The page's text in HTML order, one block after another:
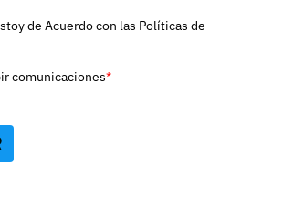
de Acuerdo con las Políticas de
comunicaciones*